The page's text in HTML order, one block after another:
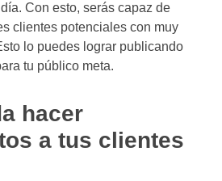
Con esto, serás capaz de
clientes potenciales con muy
lo puedes lograr publicando
tu público meta.
hacer
a tus clientes